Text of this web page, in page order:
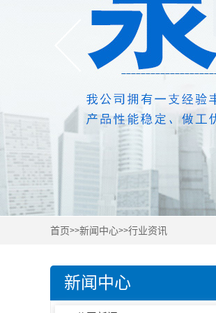
首页>>新闻中心>>行业资讯
新闻中心